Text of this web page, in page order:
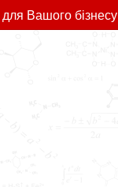
Вашого бізнесу